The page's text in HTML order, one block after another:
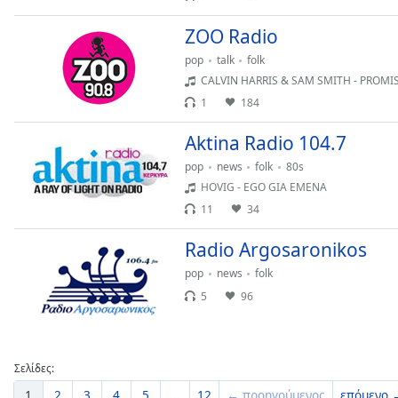
ZOO Radio
pop talk
folk
CALVIN HARRIS & SAM SMITH -
1
184
Aktina Radio 104.7
pop news folk
80s
HOVIG - EGO GIA EMENA
11
34
Radio Argosaronikos
pop news
folk
5
96
Σελίδες: